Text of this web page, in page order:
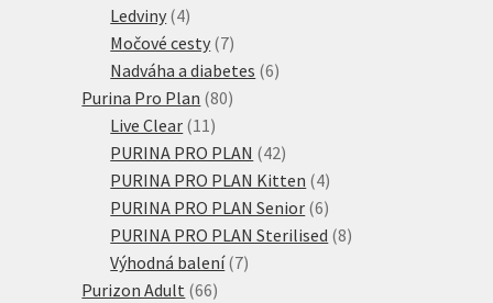
produkty
Ledviny 44
produkty
Močové cesty 77
produktů
Nadváha a diabetes 66
Purina Pro Plan 8080
Live Clear 11 11
produktů
PURINA PRO PLAN 4242
produktů
PURINA PRO PLAN Kitten 44
produkty
PURINA PRO PLAN Senior 66
produktů
PURINA PRO PLAN Sterilised 88
Výhodná balení 77
Purizon Adult 6666